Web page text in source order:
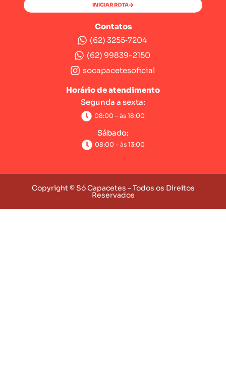
INICIAR ROTA
Contatos
(62) 3255‑7204‬
(62) 99839-2150
socapacetesoficial
Horário de atendimento
Segunda a sexta:
08:00 - às 18:00
Sábado:
08:00 - às 13:00
Copyright © Só Capacetes – Todos os Direitos
Reservados